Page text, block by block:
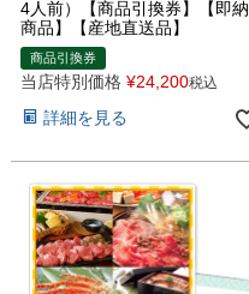
4人前）【商品引換券】【即納
商品】【産地直送品】
商品引換券
当店特別価格 ¥24,200税込
詳細を見る